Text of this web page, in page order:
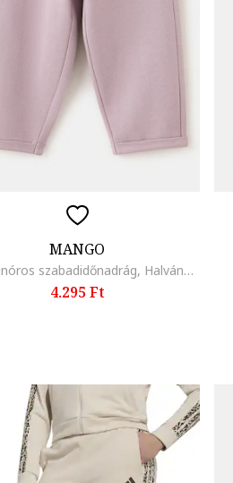
MANGO
Húzózsinóros szabadidőnadrág, Halványlila
4.295 Ft